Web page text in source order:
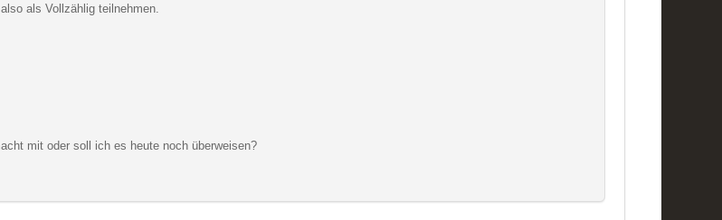
als Vollzählig teilnehmen.
mit oder soll ich es heute noch überweisen?